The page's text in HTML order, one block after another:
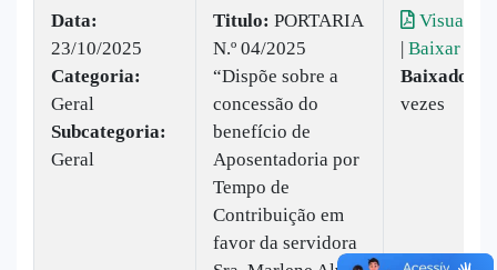
Data:
23/10/2025
Categoria:
Geral
Subcategoria:
Geral
Titulo: PORTARIA
N.º 04/2025
“Dispõe sobre a
concessão do
benefício de
Aposentadoria por
Tempo de
Contribuição em
favor da servidora
| Baixar
Baixado:
vezes